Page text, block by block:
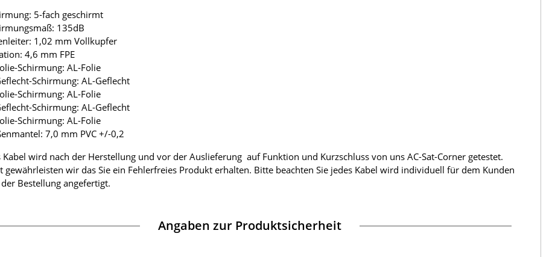
5-fach geschirmt
135dB
1,02 mm Vollkupfer
4,6 mm FPE
Schirmung: AL-Folie
Schirmung: AL-Geflecht
Schirmung: AL-Folie
Schirmung: AL-Geflecht
Schirmung: AL-Folie
7,0 mm PVC +/-0,2
Kabel wird nach der Herstellung und vor der Auslieferung auf Funktion und Kurzschluss von uns AC-Sat-Corner getestet.
gewährleisten wir das Sie ein Fehlerfreies Produkt erhalten. Bitte beachten Sie jedes Kabel wird individuell für dem Kunden
Bestellung angefertigt.
Angaben zur Produktsicherheit